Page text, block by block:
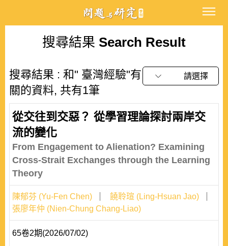
搜尋結果 Search Result
搜尋結果 : 和" 臺灣經驗"有
關的資料, 共有1筆
請選擇
從交往到交惡？ 從學習理論探討兩岸交
流的變化
From Engagement to Alienation? Examining
Cross-Strait Exchanges through the Learning
Theory
陳郁芬 (Yu-Fen Chen)
饒聆瑄 (Ling-Hsuan Jao)
張廖年仲 (Nien-Chung Chang-Liao)
65卷2期(2026/07/02)